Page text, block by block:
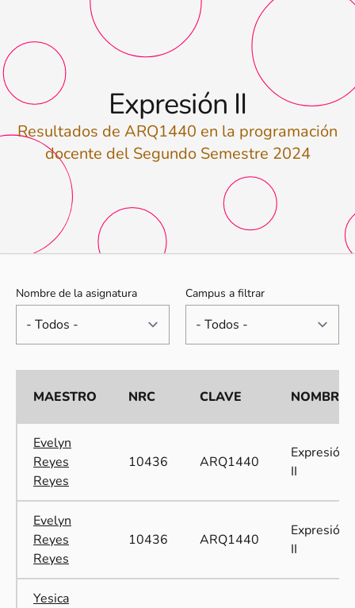
Expresión II
Resultados de ARQ1440 en la programación
docente del Segundo Semestre 2024
Nombre de la asignatura Campus a filtrar
MAESTRO NRC CLAVE NOMBRE
Evelyn
Reyes
Reyes
10436 ARQ1440
Expresión
II
Evelyn
Reyes
Reyes
10436 ARQ1440
Expresión
II
Yesica